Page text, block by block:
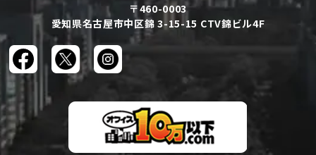
〒460-0003
愛知県名古屋市中区錦 3-15-15 CTV錦ビル4F